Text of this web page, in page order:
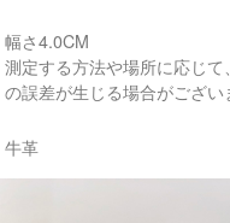
幅さ4.0CM
測定する方法や場所に応じて
の誤差が生じる場合がござい
牛革